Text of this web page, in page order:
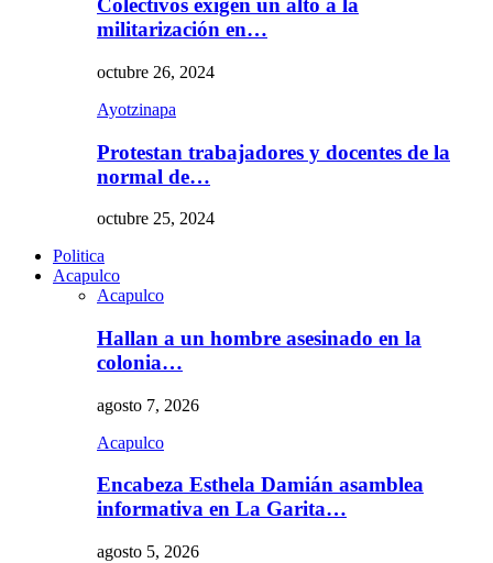
Colectivos exigen un alto a la
militarización en…
octubre 26, 2024
Ayotzinapa
Protestan trabajadores y docentes de la
normal de…
octubre 25, 2024
Politica
Acapulco
Acapulco
Hallan a un hombre asesinado en la
colonia…
agosto 7, 2026
Acapulco
Encabeza Esthela Damián asamblea
informativa en La Garita…
agosto 5, 2026